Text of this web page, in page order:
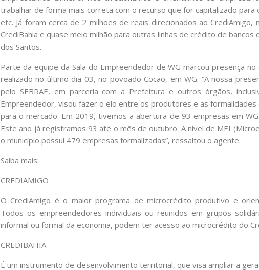
trabalhar de forma mais correta com o recurso que for capitalizado para
etc. Já foram cerca de 2 milhões de reais direcionados ao CrediAmigo,
CrediBahia e quase meio milhão para outras linhas de crédito de bancos
dos Santos.
Parte da equipe da Sala do Empreendedor de WG marcou presença no
realizado no último dia 03, no povoado Cocão, em WG. “A nossa
pelo SEBRAE, em parceria com a Prefeitura e outros órgãos,
Empreendedor, visou fazer o elo entre os produtores e as formalidades
para o mercado. Em 2019, tivemos a abertura de 93 empresas em
Este ano já registramos 93 até o mês de outubro. A nível de MEI
o município possui 479 empresas formalizadas”, ressaltou o agente.
Saiba mais:
CREDIAMIGO
O CrediAmigo é o maior programa de microcrédito produtivo e
Todos os empreendedores individuais ou reunidos em grupos
informal ou formal da economia, podem ter acesso ao microcrédito do
CREDIBAHIA
É um instrumento de desenvolvimento territorial, que visa ampliar a